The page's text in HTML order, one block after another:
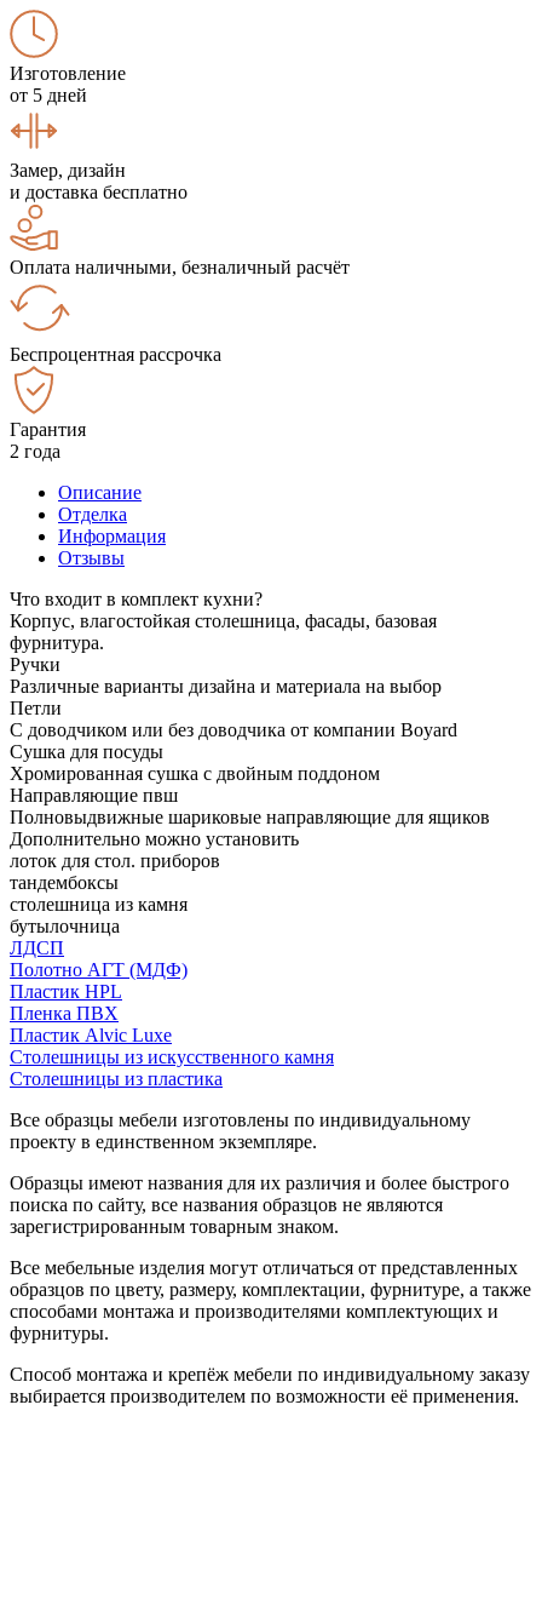
Изготовление
от 5 дней
Замер, дизайн
и доставка бесплатно
Оплата наличными, безналичный расчёт
Беспроцентная рассрочка
Гарантия
2 года
Описание
Отделка
Информация
Отзывы
Что входит в комплект кухни?
Корпус, влагостойкая столешница, фасады, базовая
фурнитура.
Ручки
Различные варианты дизайна и материала на выбор
Петли
С доводчиком или без доводчика от компании Boyard
Сушка для посуды
Хромированная сушка с двойным поддоном
Направляющие пвш
Полновыдвижные шариковые направляющие для ящиков
Дополнительно можно установить
лоток для стол. приборов
тандембоксы
столешница из камня
бутылочница
ЛДСП
Полотно АГТ (МДФ)
Пластик HPL
Пленка ПВХ
Пластик Alvic Luxe
Столешницы из искусственного камня
Столешницы из пластика
Все образцы мебели изготовлены по индивидуальному
проекту в единственном экземпляре.
Образцы имеют названия для их различия и более быстрого
поиска по сайту, все названия образцов не являются
зарегистрированным товарным знаком.
Все мебельные изделия могут отличаться от представленных
образцов по цвету, размеру, комплектации, фурнитуре, а также
способами монтажа и производителями комплектующих и
фурнитуры.
Способ монтажа и крепёж мебели по индивидуальному заказу
выбирается производителем по возможности её применения.